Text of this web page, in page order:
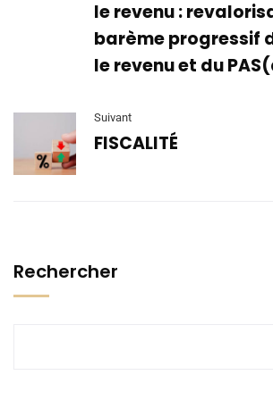
le revenu :
barème progressif
le revenu et du
Suivant
FISCALITÉ
Rechercher